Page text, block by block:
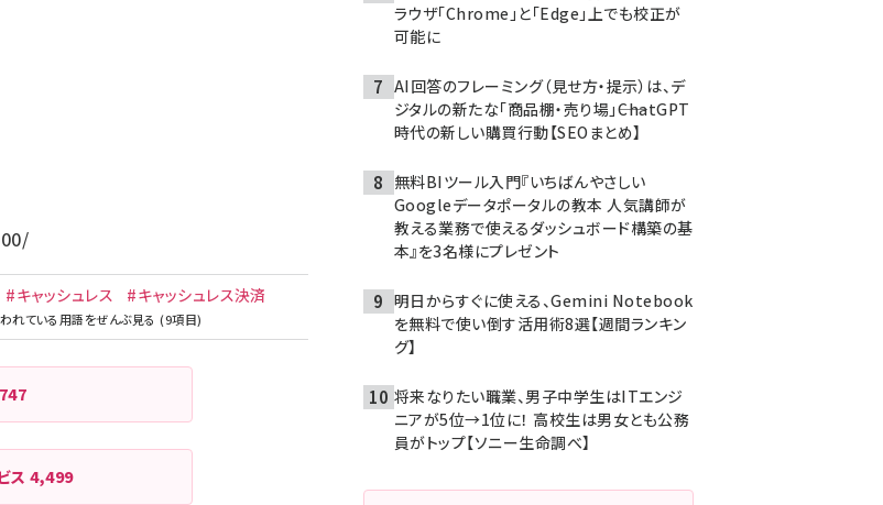
#キャッシュレス
#キャッシュレス決済
ス4,499
ラウザ「Chrome」と「Edge」上でも校正が
可能に
AI回答のフレーミング（見せ方・提示）は、デ
ジタルの新たな「商品棚・売り場」――ChatGPT
時代の新しい購買行動【SEOまとめ】
無料BIツール入門『いちばんやさしい
Googleデータポータルの教本 人気講師が
教える業務で使えるダッシュボード構築の基
本』を3名様にプレゼント
明日からすぐに使える、Gemini Notebook
を無料で使い倒す活用術8選【週間ランキン
グ】
将来なりたい職業、男子中学生はITエンジ
ニアが5位→1位に！ 高校生は男女とも公務
員がトップ【ソニー生命調べ】